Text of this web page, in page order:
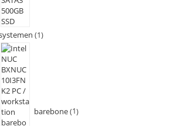
1
barebone 1